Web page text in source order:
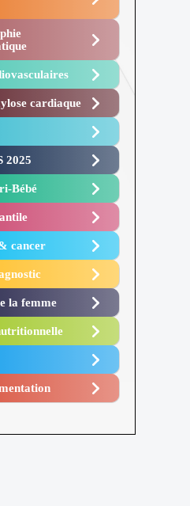
cardiaque
2025
Bébé
cancer
la femme